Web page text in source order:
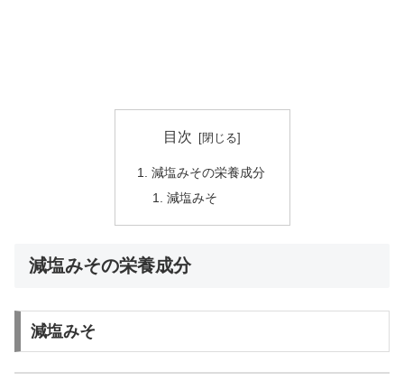
目次
減塩みその栄養成分
減塩みそ
減塩みその栄養成分
減塩みそ